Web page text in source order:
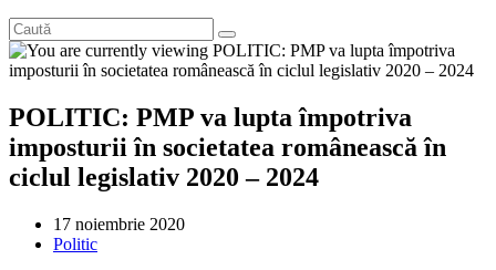
POLITIC: PMP va lupta împotriva
imposturii în societatea românească în
ciclul legislativ 2020 – 2024
Post
published:
17 noiembrie 2020
Post
Politic